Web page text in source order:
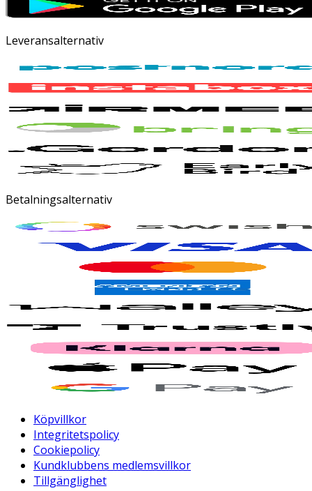
Leveransalternativ
Betalningsalternativ
Köpvillkor
Integritetspolicy
Cookiepolicy
Kundklubbens medlemsvillkor
Tillgänglighet